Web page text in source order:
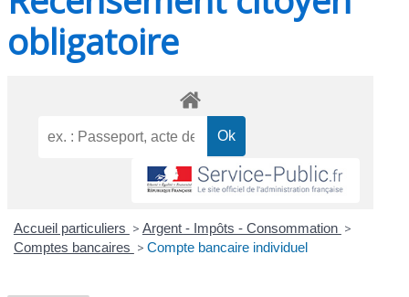
obligatoire
Accueil particuliers > Argent - Impôts - Consommation >
Comptes bancaires > Compte bancaire individuel